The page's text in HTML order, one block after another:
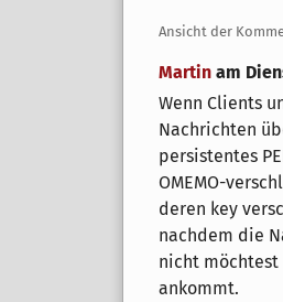
Ansicht der
Martin am
Wenn Clients
Nachrichten
persistentes
OMEMO-
deren key
nachdem die
nicht möchtest
ankommt.